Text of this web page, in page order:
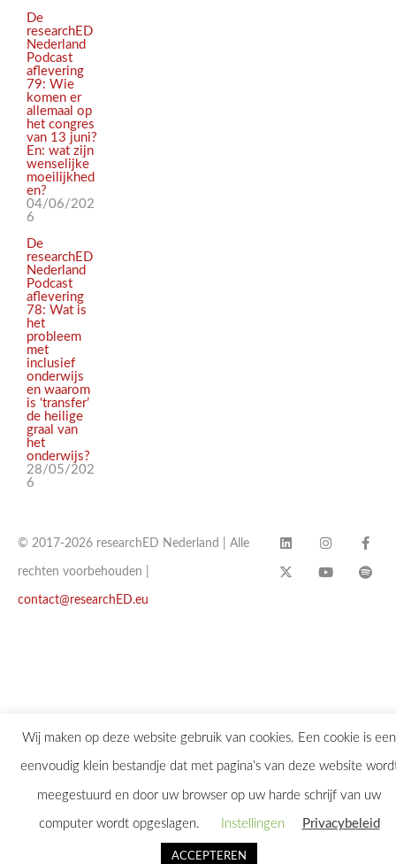
De
researchED
Nederland
Podcast
aflevering
79: Wie
komen er
allemaal op
het congres
van 13 juni?
En: wat zijn
wenselijke
moeilijkhed
en?
04/06/202
6
De
researchED
Nederland
Podcast
aflevering
78: Wat is
het
probleem
met
inclusief
onderwijs
en waarom
is ‘transfer’
de heilige
graal van
het
onderwijs?
28/05/202
6
© 2017-2026 researchED Nederland | Alle
rechten voorbehouden |
contact@researchED.eu
Wij maken op deze website gebruik van cookies. Een cookie is een
eenvoudig klein bestandje dat met pagina’s van deze website
meegestuurd en door uw browser op uw harde schrijf van uw
computer wordt opgeslagen. Instellingen Privacybeleid
ACCEPTEREN